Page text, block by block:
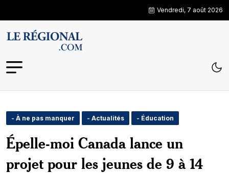
Vendredi, 7 août 2026
- À ne pas manquer - Actualités - Éducation
Épelle-moi Canada lance un
projet pour les jeunes de 9 à 14